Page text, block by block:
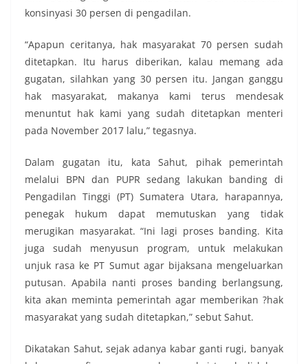
konsinyasi 30 persen di pengadilan.
“Apapun ceritanya, hak masyarakat 70 persen sudah
ditetapkan. Itu harus diberikan, kalau memang ada
gugatan, silahkan yang 30 persen itu. Jangan ganggu
hak masyarakat, makanya kami terus mendesak
menuntut hak kami yang sudah ditetapkan menteri
pada November 2017 lalu,” tegasnya.
Dalam gugatan itu, kata Sahut, pihak pemerintah
melalui BPN dan PUPR sedang lakukan banding di
Pengadilan Tinggi (PT) Sumatera Utara, harapannya,
penegak hukum dapat memutuskan yang tidak
merugikan masyarakat. “Ini lagi proses banding. Kita
juga sudah menyusun program, untuk melakukan
unjuk rasa ke PT Sumut agar bijaksana mengeluarkan
putusan. Apabila nanti proses banding berlangsung,
kita akan meminta pemerintah agar memberikan ?hak
masyarakat yang sudah ditetapkan,” sebut Sahut.
Dikatakan Sahut, sejak adanya kabar ganti rugi, banyak